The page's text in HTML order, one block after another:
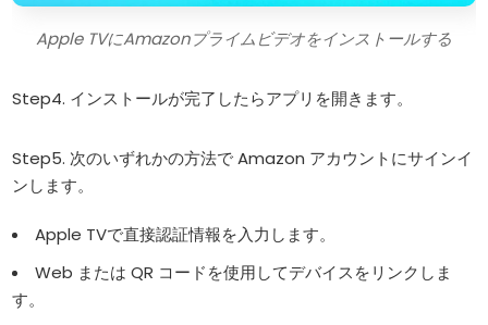
Apple TVにAmazonプライムビデオをインストールする
Step4. インストールが完了したらアプリを開きます。
Step5. 次のいずれかの方法で Amazon アカウントにサインイ
ンします。
Apple TVで直接認証情報を入力します。
Web または QR コードを使用してデバイスをリンクしま
す。